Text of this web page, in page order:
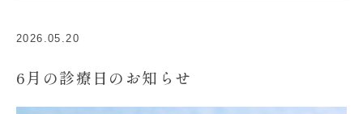
2026.05.20
6月の診療日のお知らせ